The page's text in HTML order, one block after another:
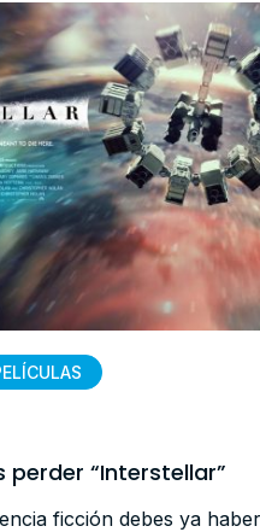
perder “Interstellar”
ficción debes ya